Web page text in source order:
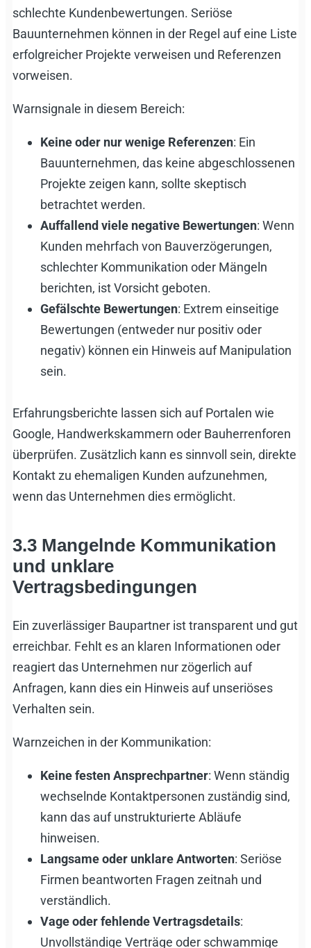
schlechte Kundenbewertungen. Seriöse
Bauunternehmen können in der Regel auf eine Liste
erfolgreicher Projekte verweisen und Referenzen
vorweisen.
Warnsignale in diesem Bereich:
Keine oder nur wenige Referenzen: Ein
Bauunternehmen, das keine abgeschlossenen
Projekte zeigen kann, sollte skeptisch
betrachtet werden.
Auffallend viele negative Bewertungen: Wenn
Kunden mehrfach von Bauverzögerungen,
schlechter Kommunikation oder Mängeln
berichten, ist Vorsicht geboten.
Gefälschte Bewertungen: Extrem einseitige
Bewertungen (entweder nur positiv oder
negativ) können ein Hinweis auf Manipulation
sein.
Erfahrungsberichte lassen sich auf Portalen wie
Google, Handwerkskammern oder Bauherrenforen
überprüfen. Zusätzlich kann es sinnvoll sein, direkte
Kontakt zu ehemaligen Kunden aufzunehmen,
wenn das Unternehmen dies ermöglicht.
3.3 Mangelnde Kommunikation
und unklare
Vertragsbedingungen
Ein zuverlässiger Baupartner ist transparent und gut
erreichbar. Fehlt es an klaren Informationen oder
reagiert das Unternehmen nur zögerlich auf
Anfragen, kann dies ein Hinweis auf unseriöses
Verhalten sein.
Warnzeichen in der Kommunikation:
Keine festen Ansprechpartner: Wenn ständig
wechselnde Kontaktpersonen zuständig sind,
kann das auf unstrukturierte Abläufe
hinweisen.
Langsame oder unklare Antworten: Seriöse
Firmen beantworten Fragen zeitnah und
verständlich.
Vage oder fehlende Vertragsdetails:
Unvollständige Verträge oder schwammige